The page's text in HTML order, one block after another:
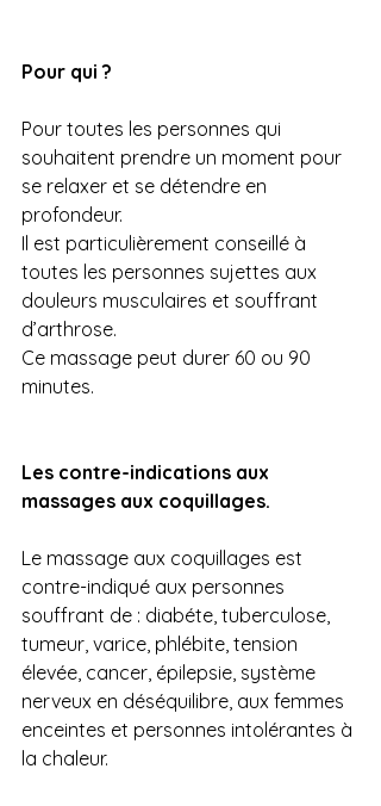
Pour qui ?
Pour toutes les personnes qui
souhaitent prendre un moment pour
se relaxer et se détendre en
profondeur.
Il est particulièrement conseillé à
toutes les personnes sujettes aux
douleurs musculaires et souffrant
d’arthrose.
Ce massage peut durer 60 ou 90
minutes.
Les contre-indications aux
massages aux coquillages.
Le massage aux coquillages est
contre-indiqué aux personnes
souffrant de : diabéte, tuberculose,
tumeur, varice, phlébite, tension
élevée, cancer, épilepsie, système
nerveux en déséquilibre, aux femmes
enceintes et personnes intolérantes à
la chaleur.